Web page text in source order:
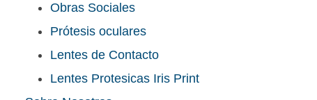
Obras Sociales
Prótesis oculares
Lentes de Contacto
Lentes Protesicas Iris Print